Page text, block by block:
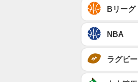
Bリーグ
NBA
ラグビー